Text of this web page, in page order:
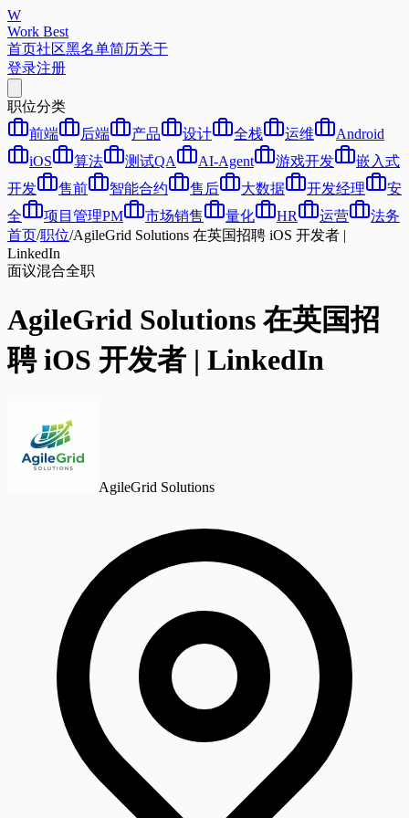
W
Work Best
首页社区黑名单简历关于
登录注册
职位分类
前端
后端 产品 设计 全栈 运维
Android
iOS
算法 测试QA AI-Agent 游戏开发
嵌入式
开发
售前 智能合约 售后 大数据 开发经理
安
全
项目管理PM 市场销售 量化 HR 运营
法务
首页/职位/AgileGrid Solutions 在英国招聘 iOS 开发者 |
LinkedIn
面议混合全职
AgileGrid Solutions 在英国招
聘 iOS 开发者 | LinkedIn
AgileGrid Solutions